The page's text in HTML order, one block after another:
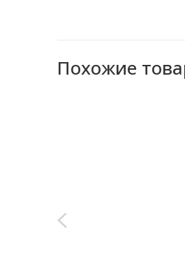
Похожие